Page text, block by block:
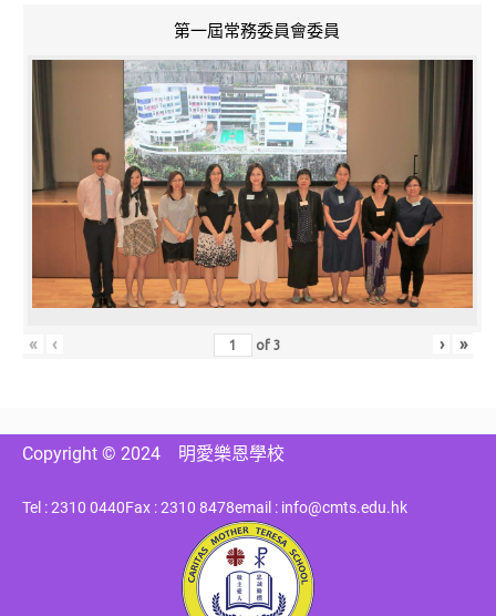
第一屆常務委員會委員
« ‹ of3 › »
Copyright © 2024 明愛樂恩學校
Tel : 2310 0440Fax : 2310 8478email : info@cmts.edu.hk